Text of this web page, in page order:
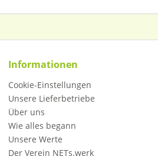
Informationen
Cookie-Einstellungen
Unsere Lieferbetriebe
Über uns
Wie alles begann
Unsere Werte
Der Verein NETs.werk